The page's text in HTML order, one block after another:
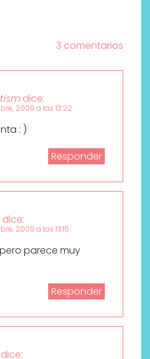
3 comentarios
dice:
2009 a las 13:22
: )
Responder
dice:
2009 a las 13:15
parece muy
Responder
dice: